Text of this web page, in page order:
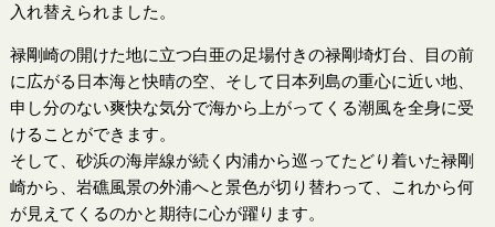
入れ替えられました。
禄剛崎の開けた地に立つ白亜の足場付きの禄剛埼灯台、目の前
に広がる日本海と快晴の空、そして日本列島の重心に近い地、
申し分のない爽快な気分で海から上がってくる潮風を全身に受
けることができます。
そして、砂浜の海岸線が続く内浦から巡ってたどり着いた禄剛
崎から、岩礁風景の外浦へと景色が切り替わって、これから何
が見えてくるのかと期待に心が躍ります。